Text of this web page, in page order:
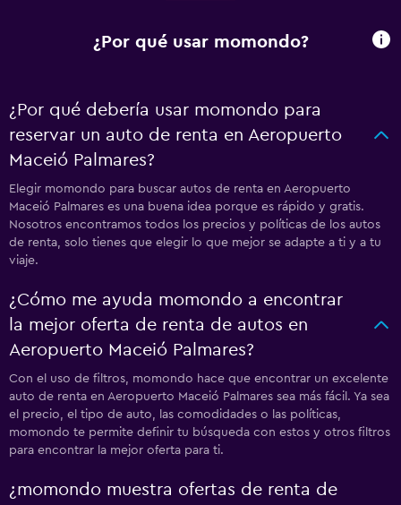
¿Por qué usar momondo?
¿Por qué debería usar momondo para
reservar un auto de renta en Aeropuerto
Maceió Palmares?
Elegir momondo para buscar autos de renta en Aeropuerto
Maceió Palmares es una buena idea porque es rápido y gratis.
Nosotros encontramos todos los precios y políticas de los autos
de renta, solo tienes que elegir lo que mejor se adapte a ti y a tu
viaje.
¿Cómo me ayuda momondo a encontrar
la mejor oferta de renta de autos en
Aeropuerto Maceió Palmares?
Con el uso de filtros, momondo hace que encontrar un excelente
auto de renta en Aeropuerto Maceió Palmares sea más fácil. Ya sea
el precio, el tipo de auto, las comodidades o las políticas,
momondo te permite definir tu búsqueda con estos y otros filtros
para encontrar la mejor oferta para ti.
¿momondo muestra ofertas de renta de